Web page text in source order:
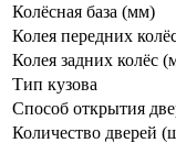
Колёсная база (мм)
Колея передних
Колея задних колёс
Тип кузова
Способ открытия
Количество дверей